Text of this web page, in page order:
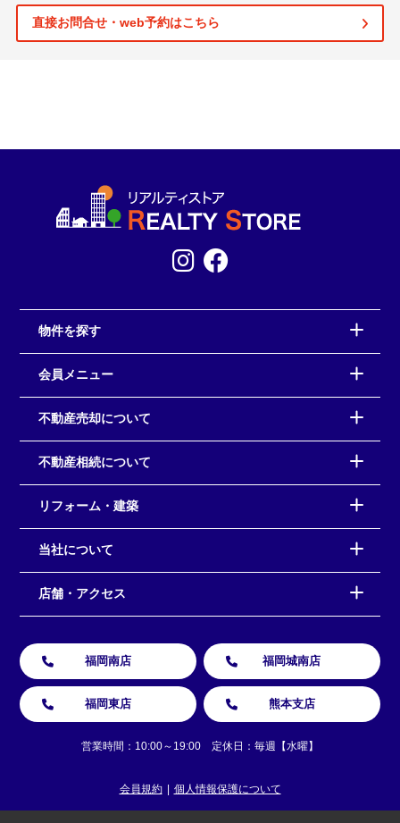
直接お問合せ・web予約はこちら
物件を探す
会員メニュー
不動産売却について
不動産相続について
リフォーム・建築
当社について
店舗・アクセス
福岡南店 福岡城南店
福岡東店 熊本支店
営業時間：10:00～19:00 定休日：毎週【水曜】
会員規約 個人情報保護について